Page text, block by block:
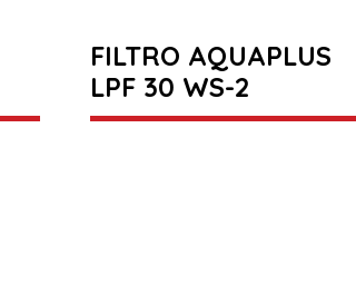
FILTRO AQUAPLUS
LPF 30 WS-2